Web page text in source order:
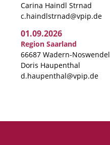
Carina Haindl Strnad
c.haindlstrnad@vpip.de
01.09.2026
Region Saarland
66687 Wadern-Noswendel
Doris Haupenthal
d.haupenthal@vpip.de